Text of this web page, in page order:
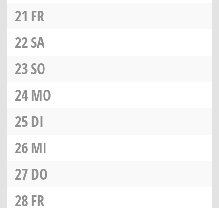
21 FR
22SA
23SO
24MO
25DI
26MI
27DO
28FR